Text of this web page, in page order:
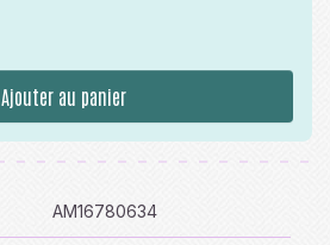
Ajouter au panier
AM16780634